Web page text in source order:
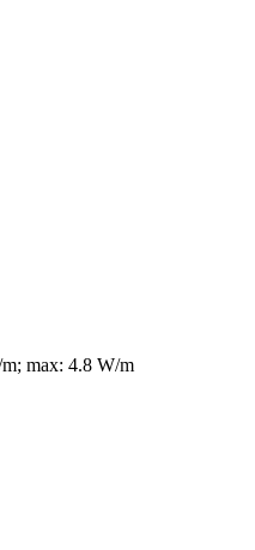
max: 4.8 W/m